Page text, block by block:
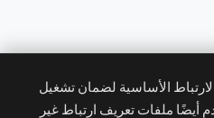
الأساسية لضمان تشغيل
أيضًا ملفات تعريف ارتباط غير